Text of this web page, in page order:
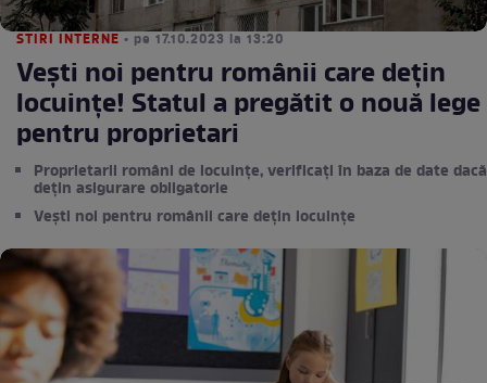
STIRI INTERNE • pe 17.10.2023 la 13:20
Vești noi pentru românii care dețin
locuințe! Statul a pregătit o nouă lege
pentru proprietari
Proprietarii români de locuinţe, verificaţi în baza de date dacă
deţin asigurare obligatorie
Vești noi pentru românii care dețin locuințe